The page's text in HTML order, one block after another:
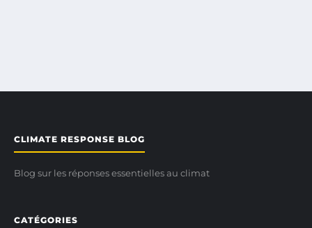
CLIMATE RESPONSE BLOG
Blog sur les réponses essentielles au climat
CATÉGORIES